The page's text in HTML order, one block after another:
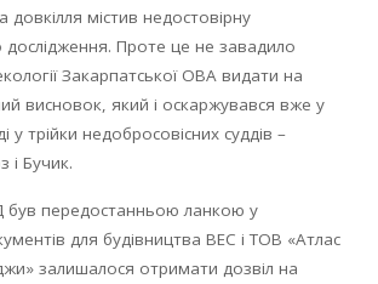
довкілля містив недостовірну
Проте це не завадило
Закарпатської ОВА видати на
висновок, який і оскаржувався вже у
у трійки недобросовісних суддів –
і Бучик.
передостанньою ланкою у
для будівництва ВЕС і ТОВ «Атлас
залишалося отримати дозвіл на